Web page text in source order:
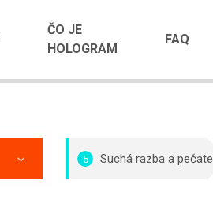
ČO JE
HOLOGRAM
FAQ
5 Suchá razba a pečate